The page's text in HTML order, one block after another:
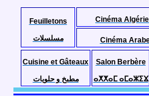
Feuilletons
مسلسلات
Cuisine et Gâteaux
مطبخ و حلويات
Salon Berbère
ⴰⵅⵅⴰⵎ ⴰⵎⴰⵣⵉⴴ